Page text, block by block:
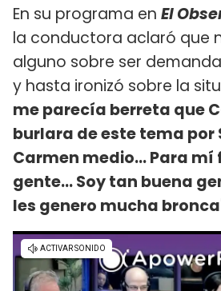
En su programa en El
la conductora aclaró que
alguno sobre ser
y hasta ironizó sobre la
me parecía berreta que
burlara de este tema por
Carmen medio... Para mí
gente... Soy tan buena
les genero mucha bronca